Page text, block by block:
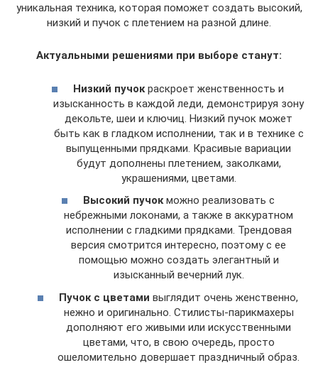
уникальная техника, которая поможет создать высокий,
низкий и пучок с плетением на разной длине.
Актуальными решениями при выборе станут:
Низкий пучок раскроет женственность и
изысканность в каждой леди, демонстрируя зону
декольте, шеи и ключиц. Низкий пучок может
быть как в гладком исполнении, так и в технике с
выпущенными прядками. Красивые вариации
будут дополнены плетением, заколками,
украшениями, цветами.
Высокий пучокможно реализовать с
небрежными локонами, а также в аккуратном
исполнении с гладкими прядками. Трендовая
версия смотрится интересно, поэтому с ее
помощью можно создать элегантный и
изысканный вечерний лук.
Пучок с цветами выглядит очень женственно,
нежно и оригинально. Стилисты-парикмахеры
дополняют его живыми или искусственными
цветами, что, в свою очередь, просто
ошеломительно довершает праздничный образ.